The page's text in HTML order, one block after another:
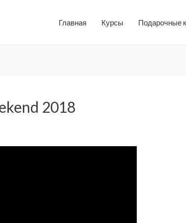
Главная Курсы Подарочные
2018